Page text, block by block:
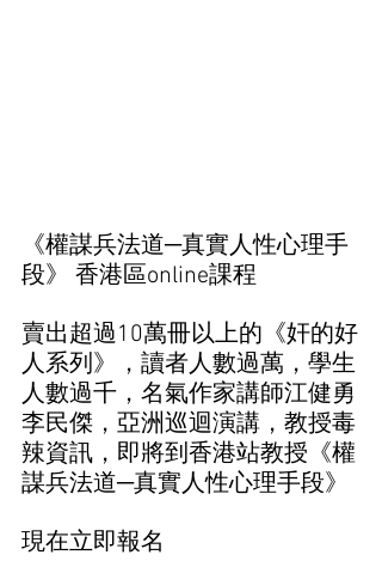
《權謀兵法道─真實人性心理手
段》 香港區online課程
賣出超過10萬冊以上的《奸的好
人系列》，讀者人數過萬，學生
人數過千，名氣作家講師江健勇
李民傑，亞洲巡迴演講，教授毒
辣資訊，即將到香港站教授《權
謀兵法道─真實人性心理手段》
現在立即報名